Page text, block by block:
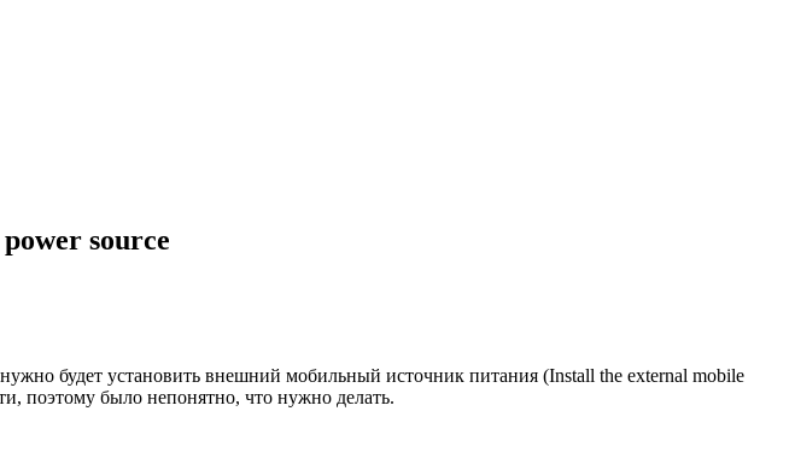
source
будет установить внешний мобильный источник питания (Install the external mobile
поэтому было непонятно, что нужно делать.